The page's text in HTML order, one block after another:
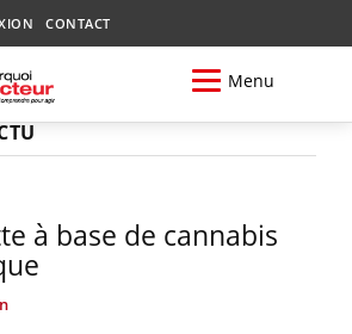
CONTACT
Menu
à base de cannabis